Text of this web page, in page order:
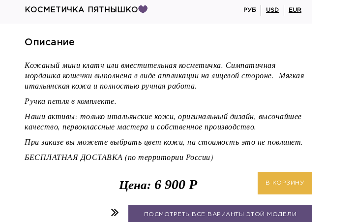
КОСМЕТИЧКА ПЯТНЫШКО РУБ USD EUR
Описание
Кожаный мини клатч или вместительная косметичка. Симпатичная
мордашка кошечки выполнена в виде аппликации на лицевой стороне. Мягкая
итальянская кожа и полностью ручная работа.
Ручка петля в комплекте.
Наши активы: только итальянские кожи, оригинальный дизайн, высочайшее
качество, первоклассные мастера и собственное производство.
При заказе вы можете выбрать цвет кожи, на стоимость это не повлияет.
БЕСПЛАТНАЯ ДОСТАВКА (по территории России)
Цена: 6 900 Р В КОРЗИНУ
ПОСМОТРЕТЬ ВСЕ ВАРИАНТЫ ЭТОЙ МОДЕЛИ